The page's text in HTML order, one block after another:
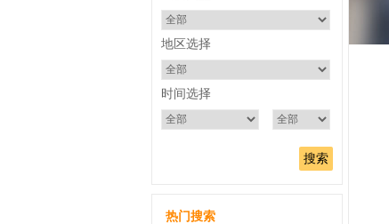
地区选择
时间选择
热门搜索